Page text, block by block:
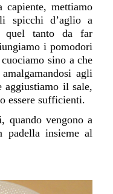
capiente, mettiamo
spicchi d’aglio a
quel tanto da far
i pomodori
sino a che
agli
aggiustiamo il sale,
essere sufficienti.
quando vengono a
padella insieme al